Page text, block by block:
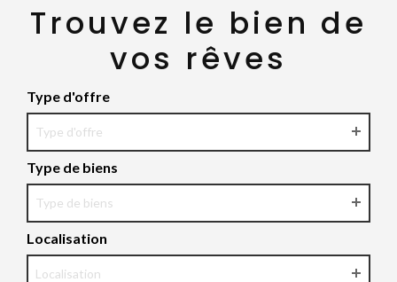
Trouvez le bien de
vos rêves
Type d'offre
Type d'offre
Type de biens
Type de biens
Localisation
Localisation